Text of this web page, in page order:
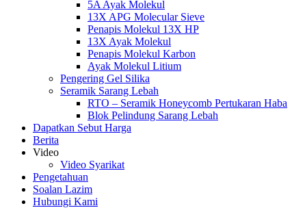
5A Ayak Molekul
13X APG Molecular Sieve
Penapis Molekul 13X HP
13X Ayak Molekul
Penapis Molekul Karbon
Ayak Molekul Litium
Pengering Gel Silika
Seramik Sarang Lebah
RTO – Seramik Honeycomb Pertukaran Haba
Blok Pelindung Sarang Lebah
Dapatkan Sebut Harga
Berita
Video
Video Syarikat
Pengetahuan
Soalan Lazim
Hubungi Kami